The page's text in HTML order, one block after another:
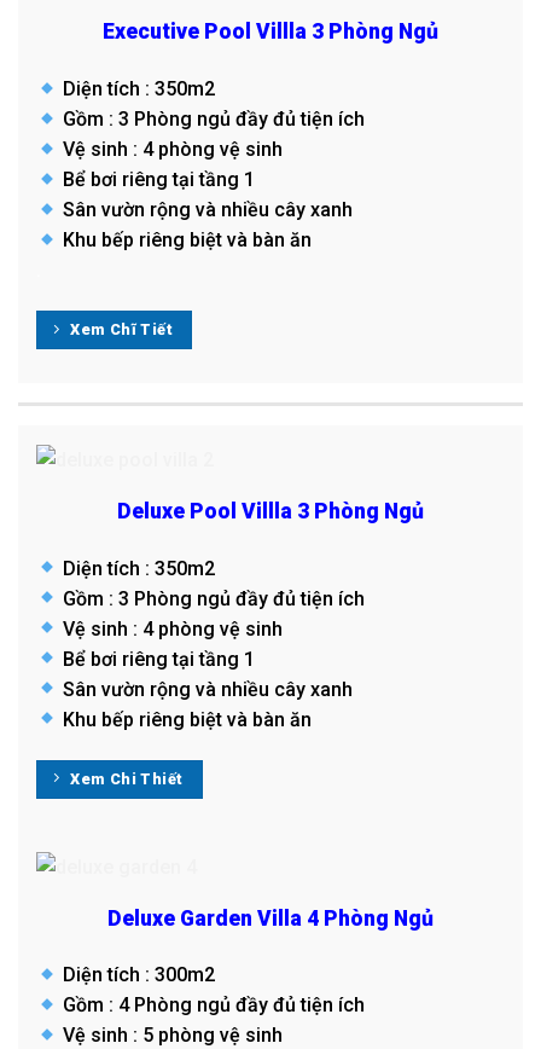
Executive Pool Villla 3 Phòng Ngủ
Diện tích : 350m2
Gồm : 3 Phòng ngủ đầy đủ tiện ích
Vệ sinh : 4 phòng vệ sinh
Bể bơi riêng tại tầng 1
Sân vườn rộng và nhiều cây xanh
Khu bếp riêng biệt và bàn ăn
Xem Chĩ Tiết
Deluxe Pool Villla 3 Phòng Ngủ
Diện tích : 350m2
Gồm : 3 Phòng ngủ đầy đủ tiện ích
Vệ sinh : 4 phòng vệ sinh
Bể bơi riêng tại tầng 1
Sân vườn rộng và nhiều cây xanh
Khu bếp riêng biệt và bàn ăn
Xem Chi Thiết
Deluxe Garden Villa 4 Phòng Ngủ
Diện tích : 300m2
Gồm : 4 Phòng ngủ đầy đủ tiện ích
Vệ sinh : 5 phòng vệ sinh